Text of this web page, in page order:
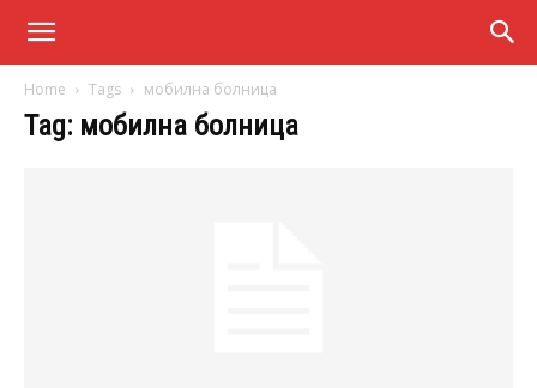
Home Tags мобилна болница
Tag: мобилна болница